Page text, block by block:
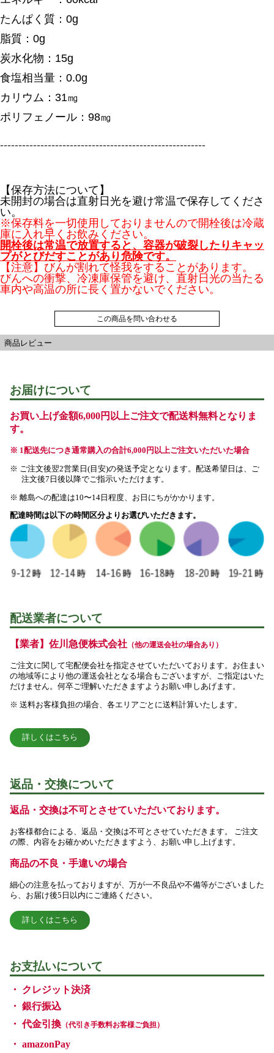
たんぱく質：0g
脂質：0g
炭水化物：15g
食塩相当量：0.0g
カリウム：31㎎
ポリフェノール：98㎎
--------------------------------------------------------
【保存方法について】
未開封の場合は直射日光を避け常温で保存してくださ
い。
※保存料を一切使用しておりませんので開栓後は冷蔵
庫に入れ早くお飲みください。
開栓後は常温で放置すると、容器が破裂したりキャッ
プがとびだすことがあり危険です。
【注意】びんが割れて怪我をすることがあります。
びんへの衝撃、冷凍庫保管を避け、直射日光の当たる
車内や高温の所に長く置かないでください。
この商品を問い合わせる
商品レビュー